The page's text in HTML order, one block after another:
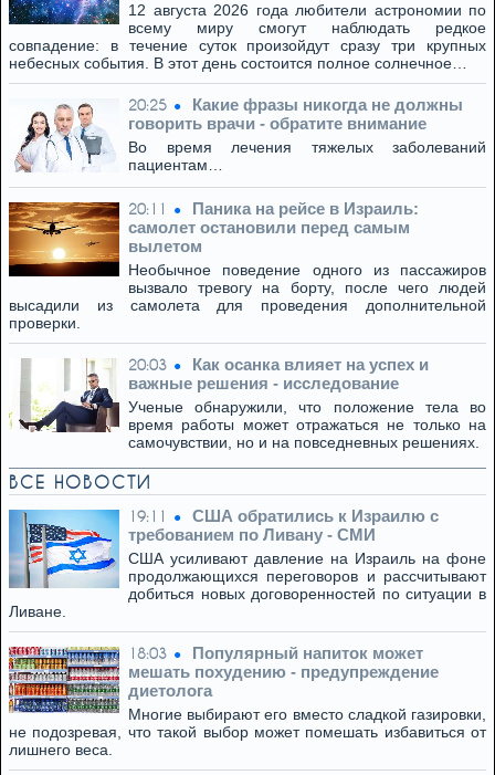
12 августа 2026 года любители астрономии по
всему миру смогут наблюдать редкое
совпадение: в течение суток произойдут сразу три крупных
небесных события. В этот день состоится полное солнечное…
20:25
Какие фразы никогда не должны
говорить врачи - обратите внимание
Во время лечения тяжелых заболеваний
пациентам…
20:11
Паника на рейсе в Израиль:
самолет остановили перед самым
вылетом
Необычное поведение одного из пассажиров
вызвало тревогу на борту, после чего людей
высадили из самолета для проведения дополнительной
проверки.
20:03
Как осанка влияет на успех и
важные решения - исследование
Ученые обнаружили, что положение тела во
время работы может отражаться не только на
самочувствии, но и на повседневных решениях.
ВСЕ НОВОСТИ
19:11
США обратились к Израилю с
требованием по Ливану - СМИ
США усиливают давление на Израиль на фоне
продолжающихся переговоров и рассчитывают
добиться новых договоренностей по ситуации в
Ливане.
18:03
Популярный напиток может
мешать похудению - предупреждение
диетолога
Многие выбирают его вместо сладкой газировки,
не подозревая, что такой выбор может помешать избавиться от
лишнего веса.